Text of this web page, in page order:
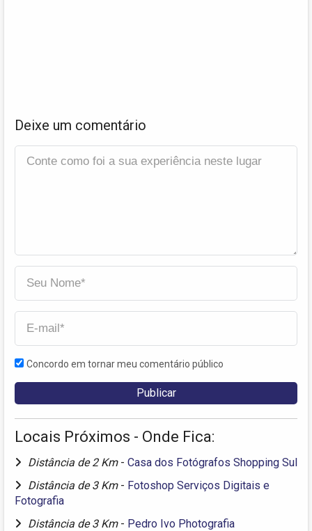
Deixe um comentário
Concordo em tornar meu comentário público
Locais Próximos - Onde Fica:
Distância de 2 Km - Casa dos Fotógrafos Shopping Sul
Distância de 3 Km - Fotoshop Serviços Digitais e
Fotografia
Distância de 3 Km - Pedro Ivo Photografia